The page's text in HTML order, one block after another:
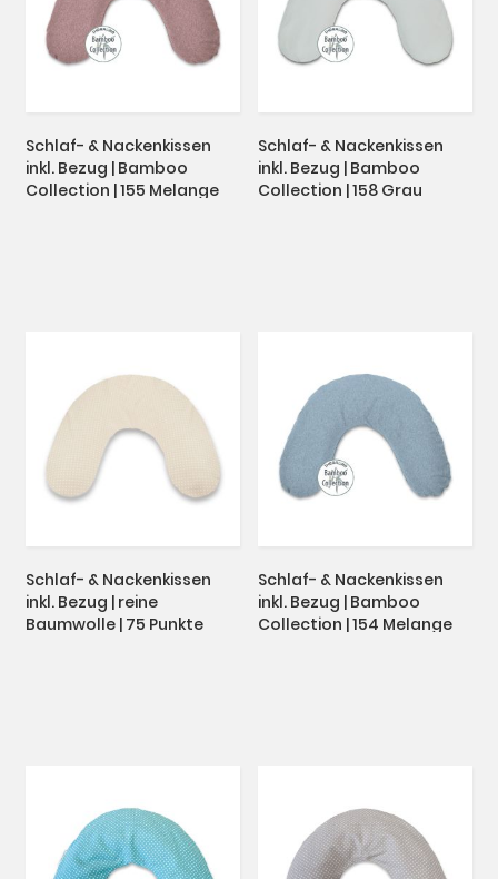
Schlaf- & Nackenkissen
inkl. Bezug | Bamboo
Collection | 158 Grau
Schlaf- & Nackenkissen
inkl. Bezug | Bamboo
Collection | 155 Melange
Schlaf- & Nackenkissen
inkl. Bezug | Bamboo
Collection | 154 Melange
Schlaf- & Nackenkissen
inkl. Bezug | reine
Baumwolle | 75 Punkte